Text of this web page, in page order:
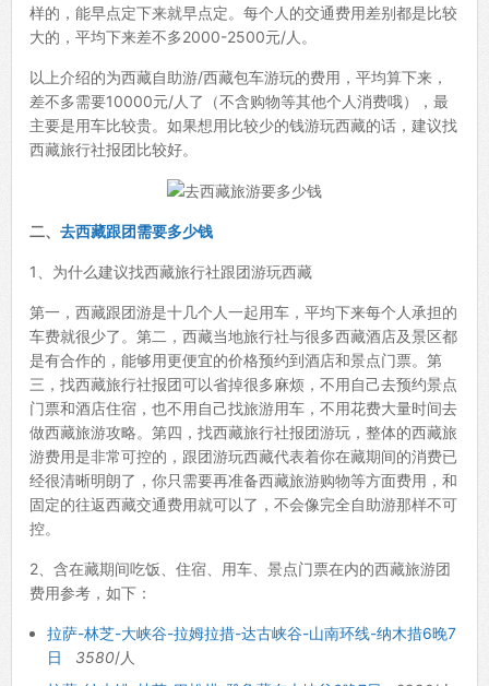
样的，能早点定下来就早点定。每个人的交通费用差别都是比较
大的，平均下来差不多2000-2500元/人。
以上介绍的为西藏自助游/西藏包车游玩的费用，平均算下来，
差不多需要10000元/人了（不含购物等其他个人消费哦），最
主要是用车比较贵。如果想用比较少的钱游玩西藏的话，建议找
西藏旅行社报团比较好。
二、 去西藏跟团需要多少钱
1、为什么建议找西藏旅行社跟团游玩西藏
第一，西藏跟团游是十几个人一起用车，平均下来每个人承担的
车费就很少了。第二，西藏当地旅行社与很多西藏酒店及景区都
是有合作的，能够用更便宜的价格预约到酒店和景点门票。第
三，找西藏旅行社报团可以省掉很多麻烦，不用自己去预约景点
门票和酒店住宿，也不用自己找旅游用车，不用花费大量时间去
做西藏旅游攻略。第四，找西藏旅行社报团游玩，整体的西藏旅
游费用是非常可控的，跟团游玩西藏代表着你在藏期间的消费已
经很清晰明朗了，你只需要再准备西藏旅游购物等方面费用，和
固定的往返西藏交通费用就可以了，不会像完全自助游那样不可
控。
2、含在藏期间吃饭、住宿、用车、景点门票在内的西藏旅游团
费用参考，如下：
拉萨-林芝-大峡谷-拉姆拉措-达古峡谷-山南环线-纳木措6晚7
日
3580/人